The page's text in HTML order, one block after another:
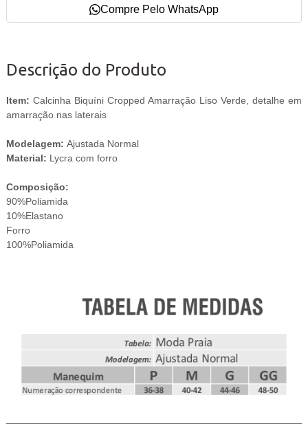
Compre Pelo WhatsApp
Descrição do Produto
Item: Calcinha Biquíni Cropped Amarração Liso Verde, detalhe em
amarração nas laterais
Modelagem: Ajustada Normal
Material: Lycra com forro
Composição:
90%Poliamida
10%Elastano
Forro
100%Poliamida